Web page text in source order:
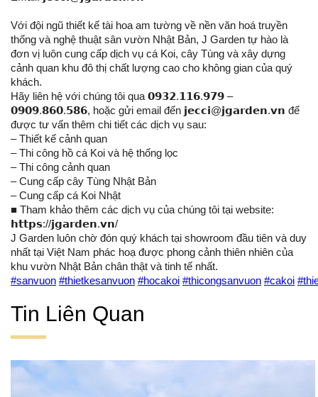
Với đội ngũ thiết kế tài hoa am tường về nền văn hoá truyền
thống và nghệ thuật sân vườn Nhật Bản, J Garden tự hào là
đơn vị luôn cung cấp dịch vụ cá Koi, cây Tùng và xây dựng
cảnh quan khu đô thị chất lượng cao cho không gian của quý
khách.
Hãy liên hệ với chúng tôi qua 𝟬𝟵𝟯𝟮.𝟭𝟭𝟲.𝟵𝟳𝟵 –
𝟬𝟵𝟬𝟵.𝟴𝟲𝟬.𝟱𝟴𝟲, hoặc gửi email đến 𝗷𝗲𝗰𝗰𝗶@𝗷𝗴𝗮𝗿𝗱𝗲𝗻.𝘃𝗻 để
được tư vấn thêm chi tiết các dịch vụ sau:
– Thiết kế cảnh quan
– Thi công hồ cá Koi và hệ thống lọc
– Thi công cảnh quan
– Cung cấp cây Tùng Nhật Bản
– Cung cấp cá Koi Nhật
■ Tham khảo thêm các dịch vụ của chúng tôi tại website:
𝗵𝘁𝘁𝗽𝘀://𝗷𝗴𝗮𝗿𝗱𝗲𝗻.𝘃𝗻/
J Garden luôn chờ đón quý khách tại showroom đầu tiên và duy
nhất tại Việt Nam phác hoạ được phong cảnh thiên nhiên của
khu vườn Nhật Bản chân thật và tinh tế nhất.
#sanvuon #thietkesanvuon #hocakoi #thicongsanvuon #cakoi
Tin Liên Quan